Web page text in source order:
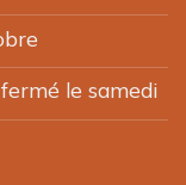
le samedi